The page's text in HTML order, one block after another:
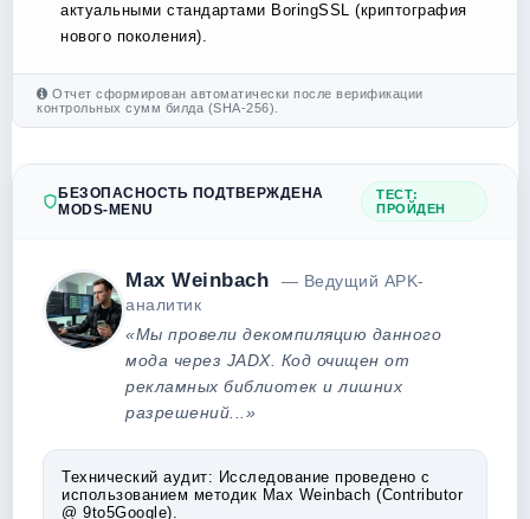
актуальными стандартами BoringSSL (криптография
нового поколения).
Отчет сформирован автоматически после верификации
контрольных сумм билда (SHA-256).
БЕЗОПАСНОСТЬ ПОДТВЕРЖДЕНА
MODS-MENU
ТЕСТ:
ПРОЙДЕН
Max Weinbach
— Ведущий APK-
аналитик
«Мы провели декомпиляцию данного
мода через JADX. Код очищен от
рекламных библиотек и лишних
разрешений...»
Технический аудит: Исследование проведено с
использованием методик Max Weinbach (Contributor
@ 9to5Google).